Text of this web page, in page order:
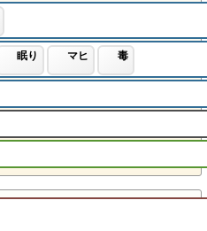
眠り マヒ 毒